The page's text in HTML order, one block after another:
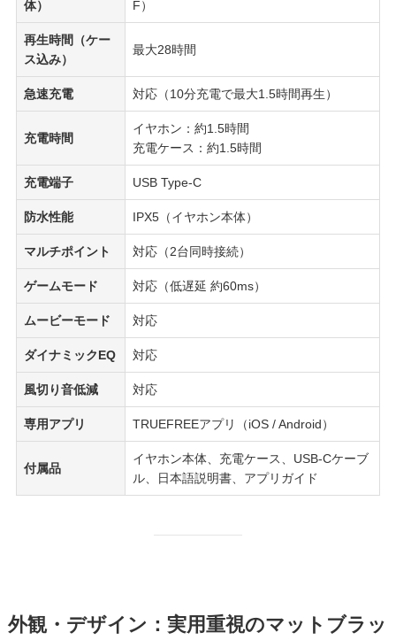
体）
F）
再生時間（ケー
ス込み）
最大28時間
急速充電 対応（10分充電で最大1.5時間再生）
充電時間
イヤホン：約1.5時間
充電ケース：約1.5時間
充電端子 USB Type-C
防水性能 IPX5（イヤホン本体）
マルチポイント 対応（2台同時接続）
ゲームモード 対応（低遅延 約60ms）
ムービーモード 対応
ダイナミックEQ 対応
風切り音低減 対応
専用アプリ TRUEFREEアプリ（iOS / Android）
付属品
イヤホン本体、充電ケース、USB-Cケーブ
ル、日本語説明書、アプリガイド
外観・デザイン：実用重視のマットブラッ